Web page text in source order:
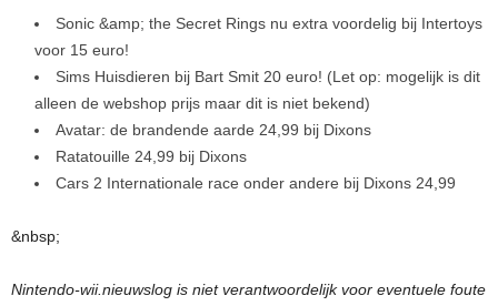
Sonic &amp; the Secret Rings nu extra voordelig bij Intertoys
voor 15 euro!
Sims Huisdieren bij Bart Smit 20 euro! (Let op: mogelijk is dit
alleen de webshop prijs maar dit is niet bekend)
Avatar: de brandende aarde 24,99 bij Dixons
Ratatouille 24,99 bij Dixons
Cars 2 Internationale race onder andere bij Dixons 24,99
&nbsp;
Nintendo-wii.nieuwslog is niet verantwoordelijk voor eventuele foute